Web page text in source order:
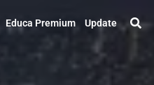
Educa Premium Update